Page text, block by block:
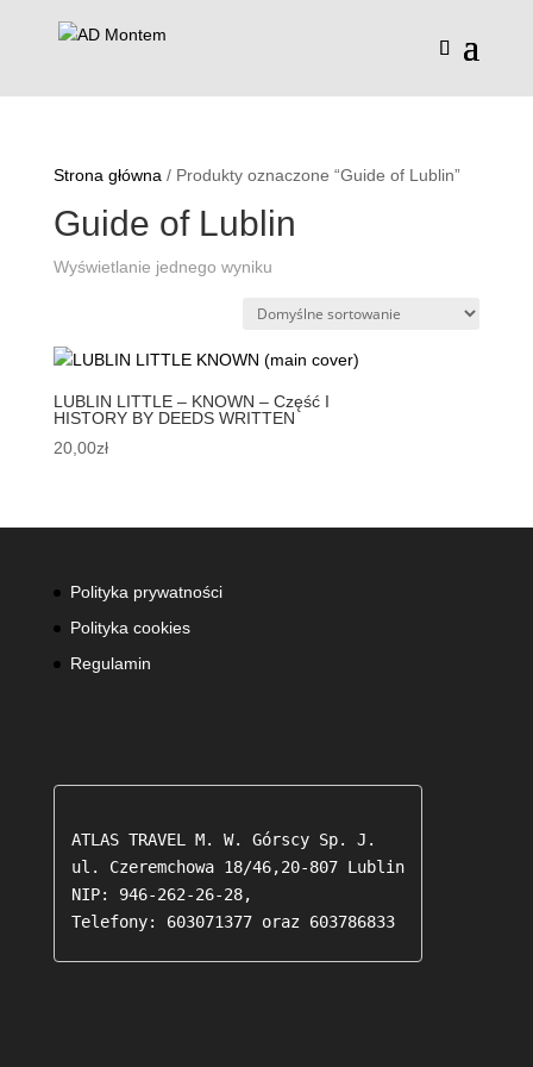
Strona główna / Produkty oznaczone “Guide of Lublin”
Guide of Lublin
Wyświetlanie jednego wyniku
LUBLIN LITTLE – KNOWN – Część I
HISTORY BY DEEDS WRITTEN
20,00zł
Polityka prywatności
Polityka cookies
Regulamin
ATLAS TRAVEL M. W. Górscy Sp. J.
ul. Czeremchowa 18/46,20-807 Lublin
NIP: 946-262-26-28,
Telefony: 603071377 oraz 603786833